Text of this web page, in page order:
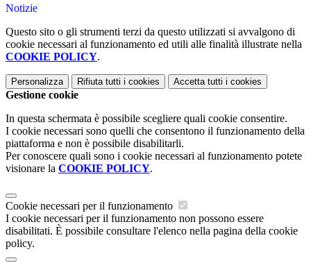
Notizie
Questo sito o gli strumenti terzi da questo utilizzati si avvalgono di
cookie necessari al funzionamento ed utili alle finalità illustrate nella
COOKIE POLICY.
Personalizza Rifiuta tutti i cookies Accetta tutti i cookies
Gestione cookie
In questa schermata è possibile scegliere quali cookie consentire.
I cookie necessari sono quelli che consentono il funzionamento della
piattaforma e non è possibile disabilitarli.
Per conoscere quali sono i cookie necessari al funzionamento potete
visionare la COOKIE POLICY.
Cookie necessari per il funzionamento
I cookie necessari per il funzionamento non possono essere
disabilitati. È possibile consultare l'elenco nella pagina della cookie
policy.